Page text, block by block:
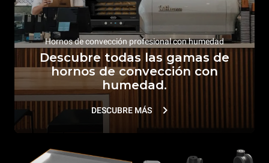
Hornos de convección profesional con humedad
Descubre todas las gamas de
hornos de convección con
humedad.
DESCUBRE MÁS